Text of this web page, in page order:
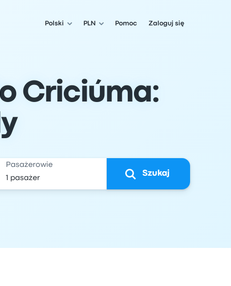
Polski PLN Pomoc Zaloguj się
Criciúma:
Pasażerowie
Szukaj